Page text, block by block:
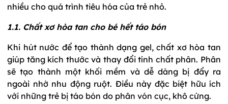
nhiều cho quá trình tiêu hóa của trẻ nhỏ.
1.1. Chất xơ hòa tan cho bé hết táo bón
Khi hút nước để tạo thành dạng gel, chất xơ hòa tan
giúp tăng kích thước và thay đổi tính chất phân. Phân
sẽ tạo thành một khối mềm và dễ dàng bị đẩy ra
ngoài nhờ nhu động ruột. Điều này đặc biệt hữu ích
với những trẻ bị táo bón do phân vón cục, khô cứng.